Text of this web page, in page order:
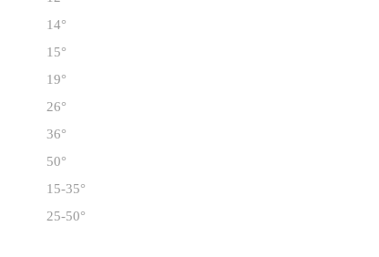
14°
15°
19°
26°
36°
50°
15-35°
25-50°